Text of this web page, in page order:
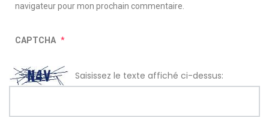
navigateur pour mon prochain commentaire.
CAPTCHA *
Saisissez le texte affiché ci-dessus: